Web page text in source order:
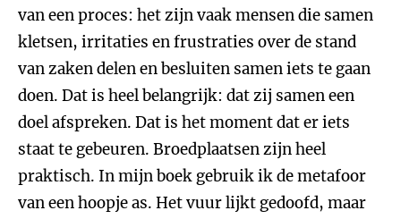
van een proces: het zijn vaak mensen die samen
kletsen, irritaties en frustraties over de stand
van zaken delen en besluiten samen iets te gaan
doen. Dat is heel belangrijk: dat zij samen een
doel afspreken. Dat is het moment dat er iets
staat te gebeuren. Broedplaatsen zijn heel
praktisch. In mijn boek gebruik ik de metafoor
van een hoopje as. Het vuur lijkt gedoofd, maar